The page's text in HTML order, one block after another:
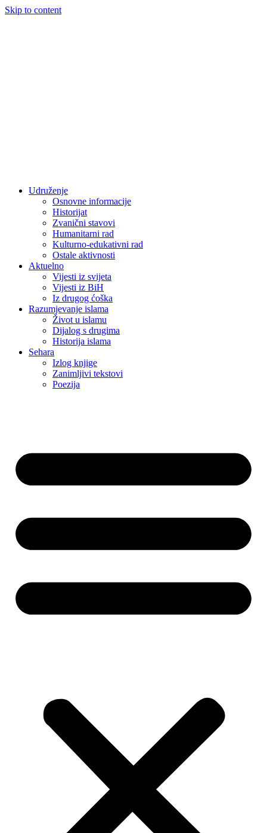
Skip to content
Udruženje
Osnovne informacije
Historijat
Zvanični stavovi
Humanitarni rad
Kulturno-edukativni rad
Ostale aktivnosti
Aktuelno
Vijesti iz svijeta
Vijesti iz BiH
Iz drugog ćoška
Razumjevanje islama
Život u islamu
Dijalog s drugima
Historija islama
Sehara
Izlog knjige
Zanimljivi tekstovi
Poezija